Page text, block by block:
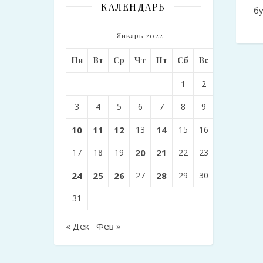
КАЛЕНДАРЬ
Январь 2022
Пн Вт Ср Чт Пт Сб Вс
1 2
3 4 5 6 7 8 9
10 11 12 13 14 15 16
17 18 19 20 21 22 23
24 25 26 27 28 29 30
31
« Дек Фев »